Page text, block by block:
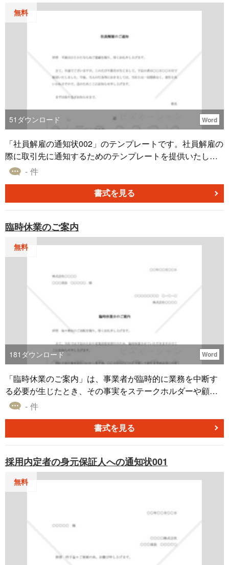
無料
51 ダウンロード Word
「社員解雇の通知状002」のテンプレートです。社員解雇の
際に取引先に通知するためのテンプレートを提供いたしま
す。円滑なコミュニケーションと適切な通知の実現に役立
いです。解雇に関する詳細な情報を適切に伝え、双方の理
解を促進するためにぜひご活用ください。
- 件
書式を見る
臨時休業のご案内
無料
181 ダウンロード Word
「臨時休業のご案内」は、事業者が臨時的に業務を中断す
る必要が生じたとき、その事実をステークホルダーや顧客
に通知するための文書です。例えば、社内研修や社員旅
期間や理由をわかりやすく伝えることが求められます。こ
の文書を活用すれば、休業の背景や再開日などの詳細を具
- 件
書式を見る
採用内定者の身元保証人への通知状001
無料